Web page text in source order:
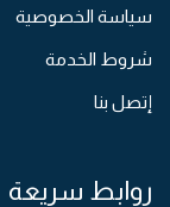
سياسة الخصوصية
شروط الخدمة
إتصل بنا
روابط سريعة